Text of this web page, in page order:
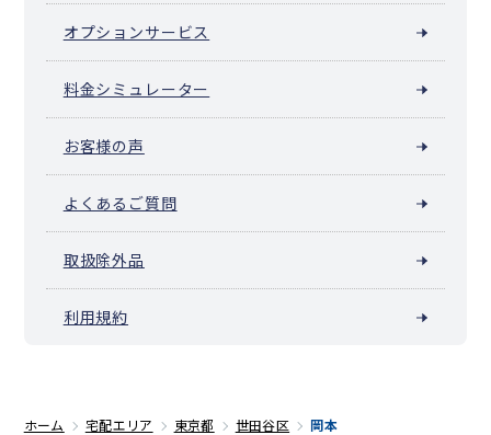
オプションサービス
料金シミュレーター
お客様の声
よくあるご質問
取扱除外品
利用規約
ホーム 宅配エリア 東京都 世田谷区 岡本